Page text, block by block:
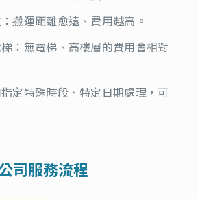
搬運距離愈遠、費用越高。
：無電梯、高樓層的費用會相對
定特殊時段、特定日期處理，可
司服務流程